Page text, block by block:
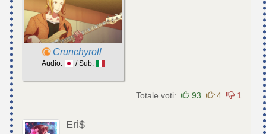
Crunchyroll
Audio: / Sub:
Totale voti: 93 4 1
Eri$